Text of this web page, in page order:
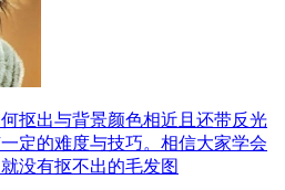
抠出与背景颜色相近且还带反光
定的难度与技巧。相信大家学会
没有抠不出的毛发图